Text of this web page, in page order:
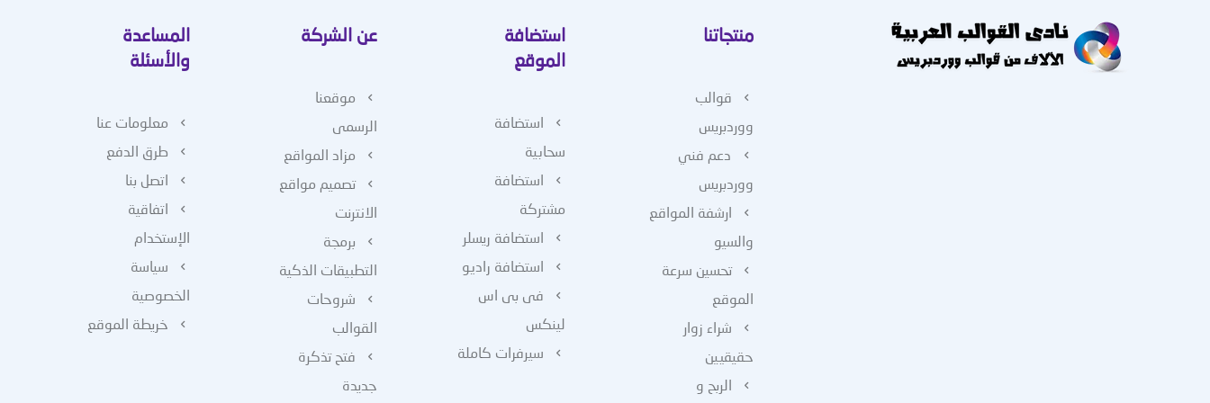
منتجاتنا
قوالب
ووردبريس
دعم فني
ووردبريس
ارشفة المواقع
والسيو
تحسين سرعة
الموقع
شراء زوار
حقيقيين
الربح و
استضافة
الموقع
استضافة
سحابية
استضافة
مشتركة
استضافة ريسلر
استضافة راديو
فى بى اس
لينكس
سيرفرات كاملة
عن الشركة
موقعنا
الرسمى
مزاد المواقع
تصميم مواقع
الانترنت
برمجة
التطبيقات الذكية
شروحات
القوالب
فتح تذكرة
جديدة
المساعدة
والأسئلة
معلومات عنا
طرق الدفع
اتصل بنا
اتفاقية
الإستخدام
سياسة
الخصوصية
خريطة الموقع